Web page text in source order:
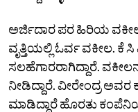
ಅರ್ಜಿದಾರ ಪರ ಹಿರಿಯ
ವೃತ್ತಿಯಲ್ಲಿ ಓರ್ವ ವಕೀಲ. ಕೆ
ಸಲಹೆಗಾರರಾಗಿದ್ದಾರೆ.
ನೀಡಿದ್ದಾರೆ. ವೀರೇಂದ್ರ
ಮಾಡಿದ್ದಾರೆ ಹೊರತು